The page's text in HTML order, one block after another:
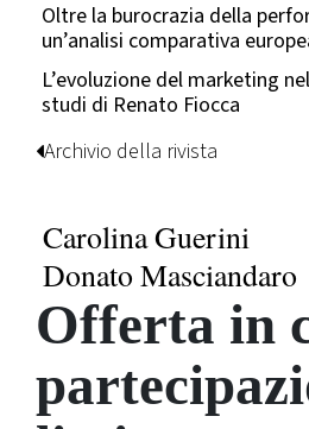
Oltre la burocrazia della
un’analisi comparativa
L’evoluzione del marketing
studi di Renato Fiocca
Archivio della rivista
Carolina Guerini
Donato Masciandaro
Offerta in